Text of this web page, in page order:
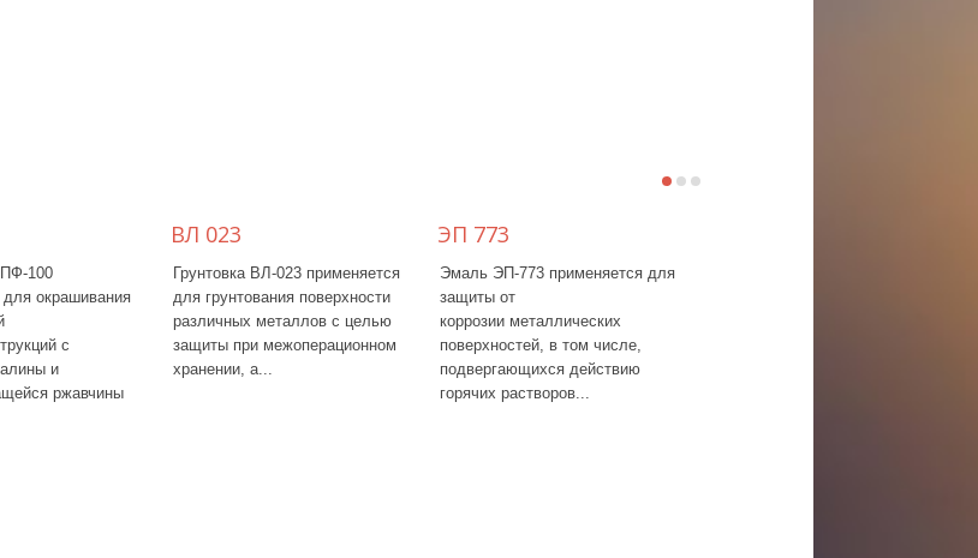
ПФ-100
для окрашивания
с
и
ржавчины
ВЛ 023
Грунтовка ВЛ-023 применяется
для грунтования поверхности
различных металлов с целью
защиты при межоперационном
хранении, а...
ЭП 773
Эмаль ЭП-773 применяется для
защиты от
коррозии металлических
поверхностей, в том числе,
подвергающихся действию
горячих растворов...